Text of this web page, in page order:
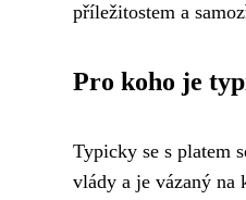
příležitostem a
Pro koho je
Typicky se s platem
vlády a je vázaný na